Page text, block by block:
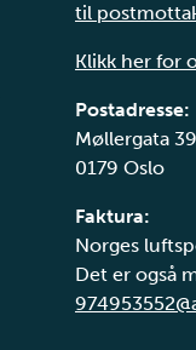
til
Klikk her for
Postadresse:
Møllergata 39
0179 Oslo
Faktura:
Norges
Det er også